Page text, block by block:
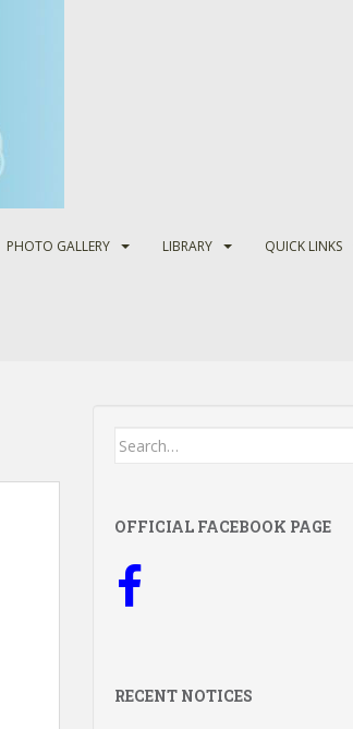
PHOTO GALLERY LIBRARY QUICK LINKS
Search
OFFICIAL FACEBOOK PAGE
RECENT NOTICES